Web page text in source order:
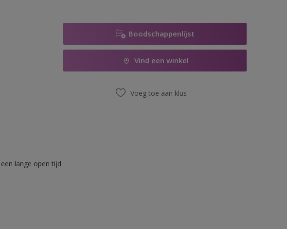
Boodschappenlijst
Vind een winkel
Voeg toe aan klus
lange open tijd